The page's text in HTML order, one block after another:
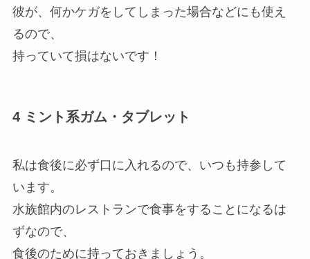
彼が、何かケガをしてしまった場合などにも使え
るので、
持っていて損はないです！
4 ミント系ガム・タブレット
私は食後に必ず口に入れるので、いつも持参して
います。
水族館内のレストランで食事をすることになるは
ずなので、
食後のために持っておきましょう。